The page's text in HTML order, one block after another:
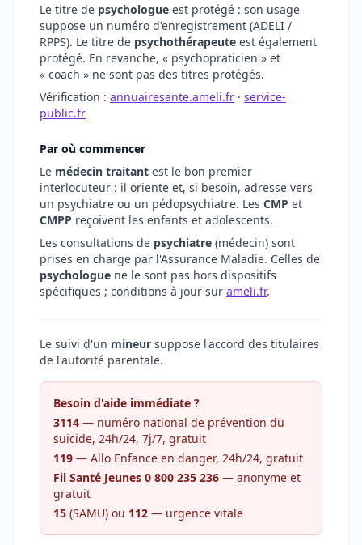
Le titre de psychologue est protégé : son usage
suppose un numéro d'enregistrement (ADELI /
RPPS). Le titre de psychothérapeute est également
protégé. En revanche, « psychopraticien » et
« coach » ne sont pas des titres protégés.
Vérification : annuairesante.ameli.fr · service-
public.fr
Par où commencer
Le médecin traitant est le bon premier
interlocuteur : il oriente et, si besoin, adresse vers
un psychiatre ou un pédopsychiatre. Les CMP et
CMPP reçoivent les enfants et adolescents.
Les consultations de psychiatre (médecin) sont
prises en charge par l'Assurance Maladie. Celles de
psychologue ne le sont pas hors dispositifs
spécifiques ; conditions à jour sur ameli.fr.
Le suivi d'un mineur suppose l'accord des titulaires
de l'autorité parentale.
Besoin d'aide immédiate ?
3114 — numéro national de prévention du
suicide, 24h/24, 7j/7, gratuit
119 — Allo Enfance en danger, 24h/24, gratuit
Fil Santé Jeunes 0 800 235 236 — anonyme et
gratuit
15 (SAMU) ou 112 — urgence vitale